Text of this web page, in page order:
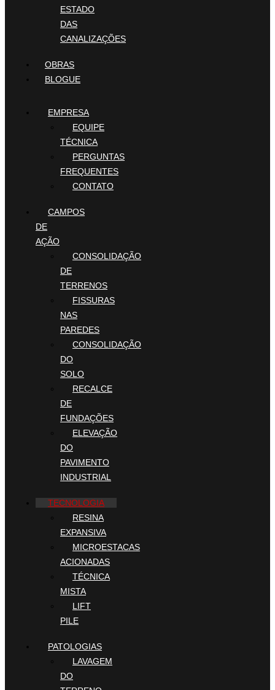
ESTADO
DAS
CANALIZAÇÕES
OBRAS
BLOGUE
EMPRESA
EQUIPE
TÉCNICA
PERGUNTAS
FREQUENTES
CONTATO
CAMPOS
DE
AÇÃO
CONSOLIDAÇÃO
DE
TERRENOS
FISSURAS
NAS
PAREDES
CONSOLIDAÇÃO
DO
SOLO
RECALCE
DE
FUNDAÇÕES
ELEVAÇÃO
DO
PAVIMENTO
INDUSTRIAL
TECNOLOGIA
RESINA
EXPANSIVA
MICROESTACAS
ACIONADAS
TÉCNICA
MISTA
LIFT
PILE
PATOLOGIAS
LAVAGEM
DO